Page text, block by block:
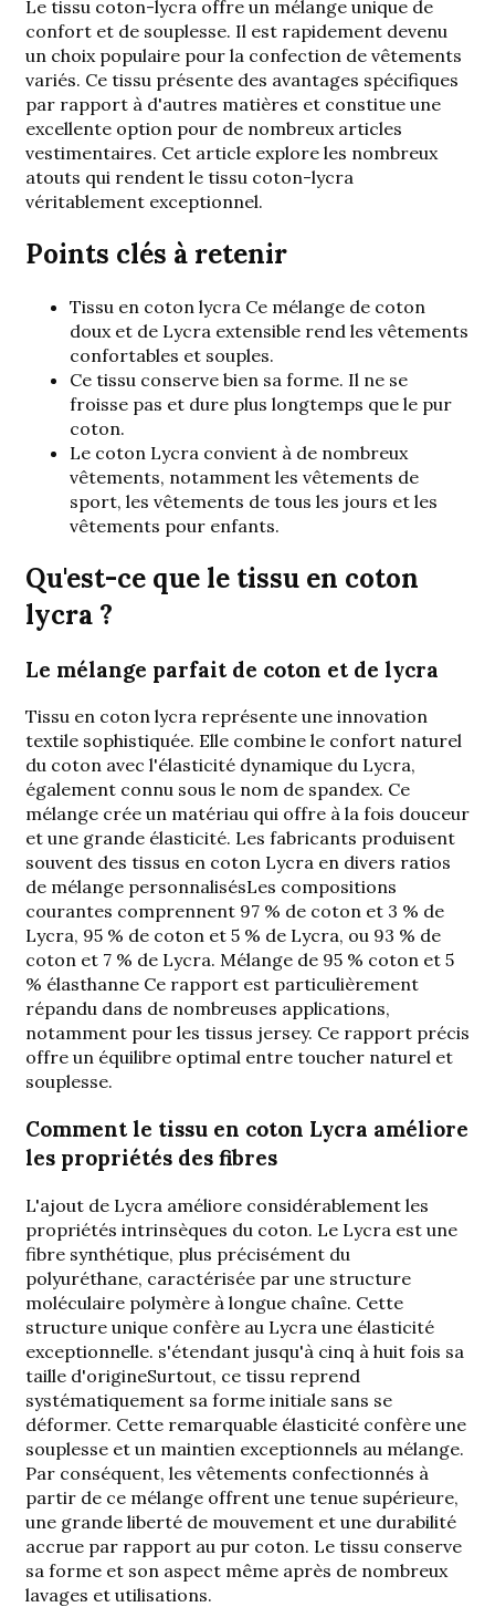
Le tissu coton-lycra offre un mélange unique de
confort et de souplesse. Il est rapidement devenu
un choix populaire pour la confection de vêtements
variés. Ce tissu présente des avantages spécifiques
par rapport à d'autres matières et constitue une
excellente option pour de nombreux articles
vestimentaires. Cet article explore les nombreux
atouts qui rendent le tissu coton-lycra
véritablement exceptionnel.
Points clés à retenir
Tissu en coton lycra Ce mélange de coton
doux et de Lycra extensible rend les vêtements
confortables et souples.
Ce tissu conserve bien sa forme. Il ne se
froisse pas et dure plus longtemps que le pur
coton.
Le coton Lycra convient à de nombreux
vêtements, notamment les vêtements de
sport, les vêtements de tous les jours et les
vêtements pour enfants.
Qu'est-ce que le tissu en coton
lycra ?
Le mélange parfait de coton et de lycra
Tissu en coton lycrareprésente une innovation
textile sophistiquée. Elle combine le confort naturel
du coton avec l'élasticité dynamique du Lycra,
également connu sous le nom de spandex. Ce
mélange crée un matériau qui offre à la fois douceur
et une grande élasticité. Les fabricants produisent
souvent des tissus en coton Lycra en divers ratios
de mélange personnalisésLes compositions
courantes comprennent 97 % de coton et 3 % de
Lycra, 95 % de coton et 5 % de Lycra, ou 93 % de
coton et 7 % de Lycra. Mélange de 95 % coton et 5
% élasthanneCe rapport est particulièrement
répandu dans de nombreuses applications,
notamment pour les tissus jersey. Ce rapport précis
offre un équilibre optimal entre toucher naturel et
souplesse.
Comment le tissu en coton Lycra améliore
les propriétés des fibres
L'ajout de Lycra améliore considérablement les
propriétés intrinsèques du coton. Le Lycra est une
fibre synthétique, plus précisément du
polyuréthane, caractérisée par une structure
moléculaire polymère à longue chaîne. Cette
structure unique confère au Lycra une élasticité
exceptionnelle. s'étendant jusqu'à cinq à huit fois sa
taille d'origineSurtout, ce tissu reprend
systématiquement sa forme initiale sans se
déformer. Cette remarquable élasticité confère une
souplesse et un maintien exceptionnels au mélange.
Par conséquent, les vêtements confectionnés à
partir de ce mélange offrent une tenue supérieure,
une grande liberté de mouvement et une durabilité
accrue par rapport au pur coton. Le tissu conserve
sa forme et son aspect même après de nombreux
lavages et utilisations.